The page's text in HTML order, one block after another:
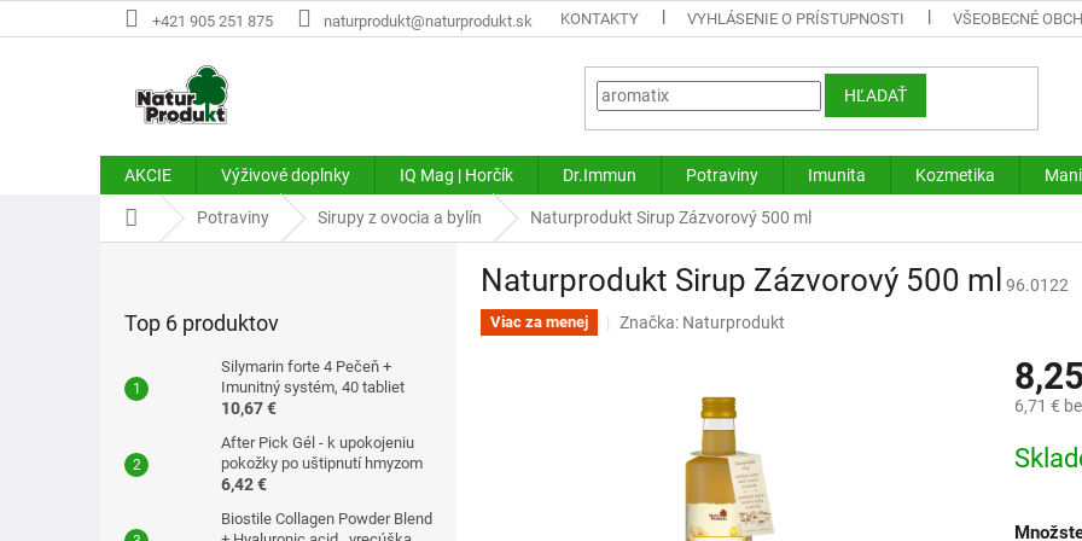
na
+421 905 251 875 naturprodukt@naturprodukt.sk KONTAKTY VYHLÁSENIE O PRÍSTUPNOSTI VŠEOBECNÉ
HĽADAŤ
AKCIE Výživové doplnky IQ Mag | Horčík Dr.Immun Potraviny Imunita Kozmetika
DomovPotraviny Sirupy z ovocia a bylín Naturprodukt Sirup Zázvorový 500 ml
Top 6 produktov
Silymarin forte 4 Pečeň +
Imunitný systém, 40 tabliet
10,67 €
After Pick Gél - k upokojeniu
pokožky po uštipnutí hmyzom
6,42 €
Biostile Collagen Powder Blend
Naturprodukt Sirup Zázvorový 500 ml 96.0122
Viac za menej Značka: Naturprodukt
6,71 €
cena: